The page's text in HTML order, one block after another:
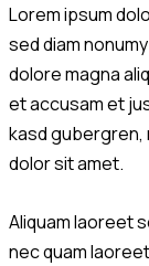
Lorem ipsum
sed diam
dolore magna
et accusam et
kasd gubergren,
dolor sit amet.
Aliquam laoreet
nec quam